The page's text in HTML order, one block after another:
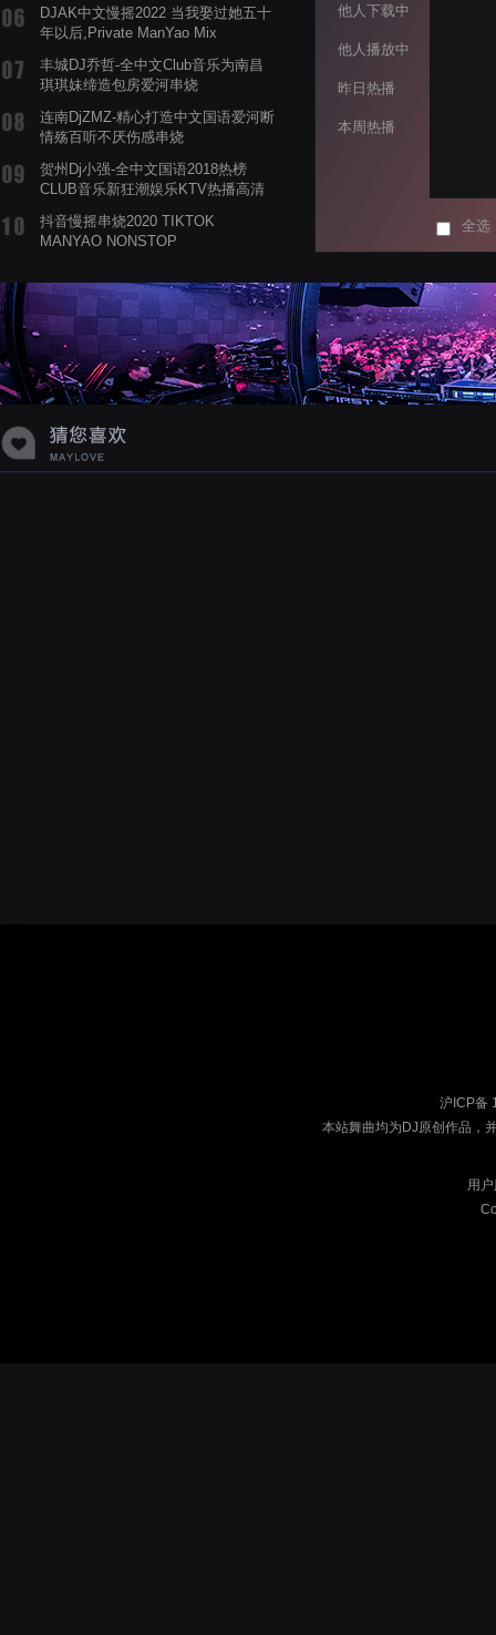
DJAK中文慢摇2022 当我娶过她五十
年以后,Private ManYao Mix
丰城DJ乔哲-全中文Club音乐为南昌
琪琪妹缔造包房爱河串烧
连南DjZMZ-精心打造中文国语爱河断
情殇百听不厌伤感串烧
贺州Dj小强-全中文国语2018热榜
CLUB音乐新狂潮娱乐KTV热播高清
抖音慢摇串烧2020 TIKTOK
MANYAO NONSTOP
蝉爸爸妈妈爱存在夏天的风是想你的
声音啊
他人下载中
他人播放中
昨日热播
本周热播
全选
沪ICP备
本站舞曲均为DJ原创作品，
用